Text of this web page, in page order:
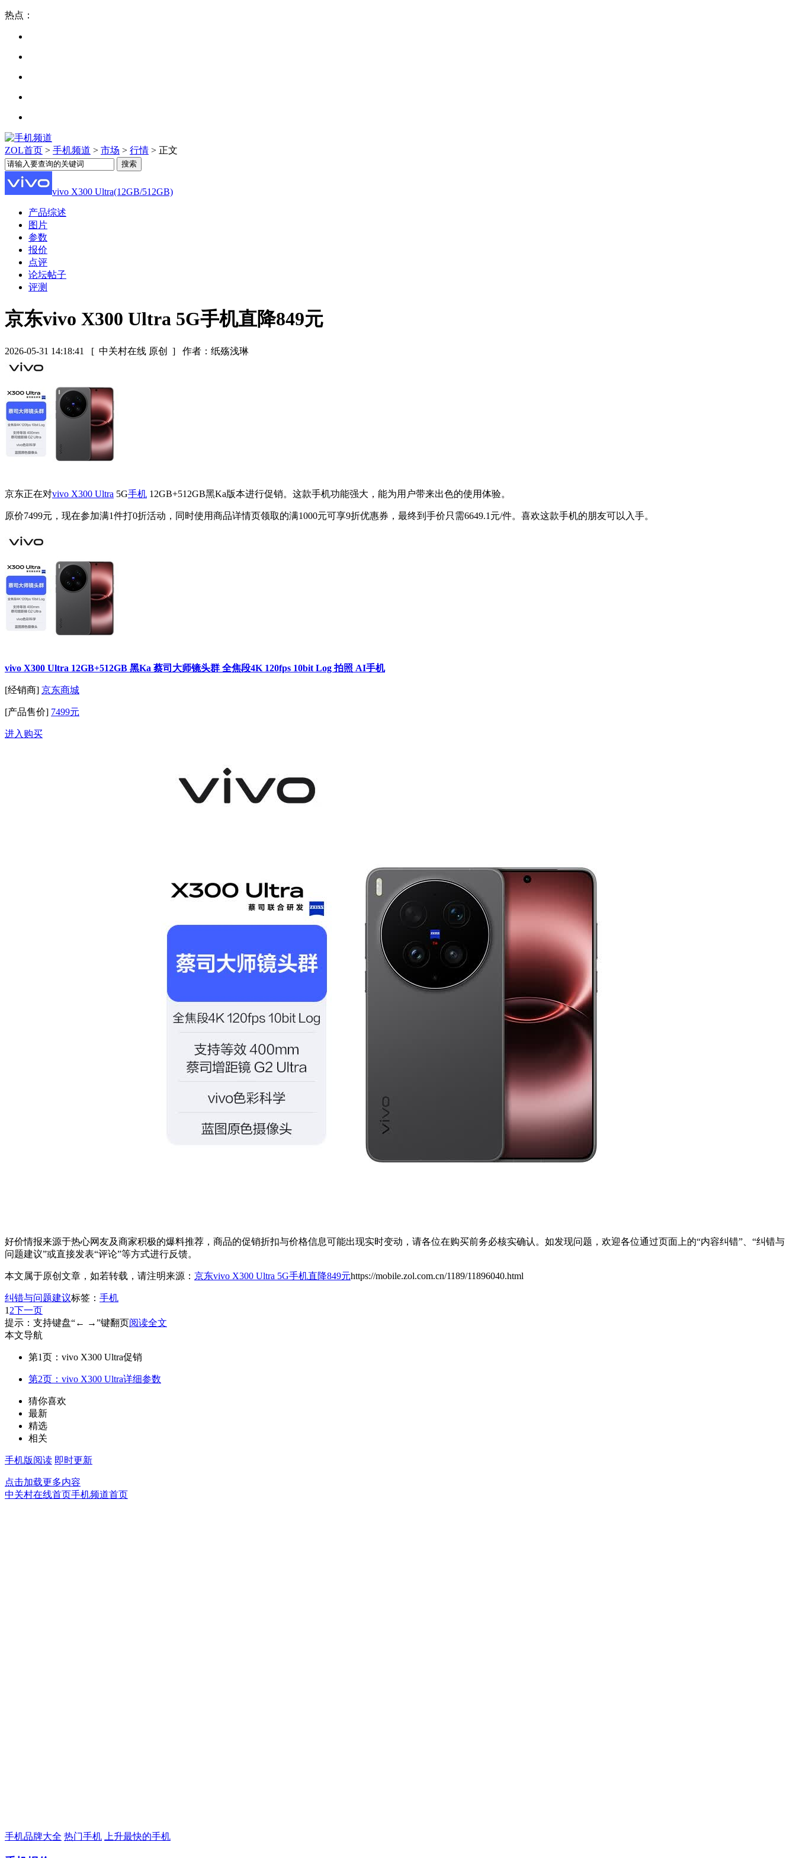
热点：
ZOL首页 > 手机频道 > 市场 > 行情 > 正文
vivo X300 Ultra(12GB/512GB)
产品综述
图片
参数
报价
点评
论坛帖子
评测
京东vivo X300 Ultra 5G手机直降849元
2026-05-31 14:18:41 [ 中关村在线 原创 ] 作者：纸殇浅琳
京东正在对vivo X300 Ultra 5G手机 12GB+512GB黑Ka版本进行促销。这款手机功能强大，能为用户带来出色的使用体验。
原价7499元，现在参加满1件打0折活动，同时使用商品详情页领取的满1000元可享9折优惠券，最终到手价只需6649.1元/件。喜欢这款手机的朋友可以入手。
vivo X300 Ultra 12GB+512GB 黑Ka 蔡司大师镜头群 全焦段4K 120fps 10bit Log 拍照 AI手机
[经销商] 京东商城
[产品售价] 7499元
进入购买
好价情报来源于热心网友及商家积极的爆料推荐，商品的促销折扣与价格信息可能出现实时变动，请各位在购买前务必核实确认。如发现问题，欢迎各位通过页面上的“内容纠错”、“纠错与
问题建议”或直接发表“评论”等方式进行反馈。
本文属于原创文章，如若转载，请注明来源： 京东vivo X300 Ultra 5G手机直降849元https://mobile.zol.com.cn/1189/11896040.html
纠错与问题建议标签： 手机
1 2下一页
提示：支持键盘“← →”键翻页阅读全文
本文导航
第1页：vivo X300 Ultra促销
第2页：vivo X300 Ultra详细参数
猜你喜欢
最新
精选
相关
手机版阅读 即时更新
点击加载更多内容
中关村在线首页手机频道首页
手机品牌大全 热门手机 上升最快的手机